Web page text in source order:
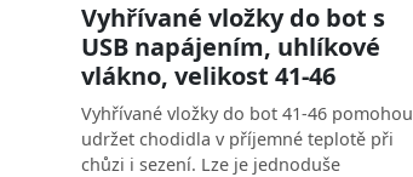
Vyhřívané vložky do bot s
USB napájením, uhlíkové
vlákno, velikost 41-46
Vyhřívané vložky do bot 41-46 pomohou
udržet chodidla v příjemné teplotě při
chůzi i sezení. Lze je jednoduše